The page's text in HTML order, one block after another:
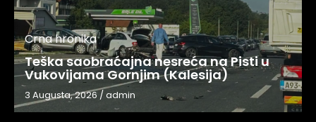
Crna hronika
Teška saobraćajna nesreća na Pisti u
Vukovijama Gornjim (Kalesija)
3 Augusta, 2026 / admin